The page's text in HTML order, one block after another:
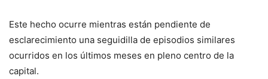
Este hecho ocurre mientras están pendiente de
esclarecimiento una seguidilla de episodios similares
ocurridos en los últimos meses en pleno centro de la
capital.